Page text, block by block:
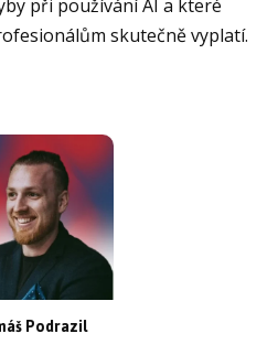
při používání AI a které
skutečně vyplatí.
Podrazil